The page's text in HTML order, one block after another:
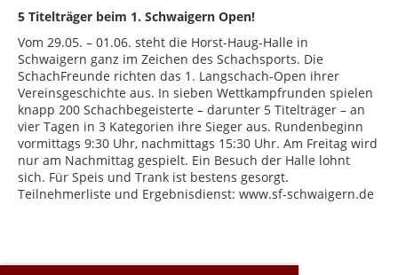
5 Titelträger beim 1. Schwaigern Open!
Vom 29.05. – 01.06. steht die Horst-Haug-Halle in
Schwaigern ganz im Zeichen des Schachsports. Die
SchachFreunde richten das 1. Langschach-Open ihrer
Vereinsgeschichte aus. In sieben Wettkampfrunden spielen
knapp 200 Schachbegeisterte – darunter 5 Titelträger – an
vier Tagen in 3 Kategorien ihre Sieger aus. Rundenbeginn
vormittags 9:30 Uhr, nachmittags 15:30 Uhr. Am Freitag wird
nur am Nachmittag gespielt. Ein Besuch der Halle lohnt
sich. Für Speis und Trank ist bestens gesorgt.
Teilnehmerliste und Ergebnisdienst: www.sf-schwaigern.de